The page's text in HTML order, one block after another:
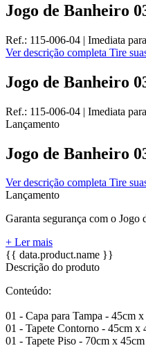
Jogo de Banheiro
Ref.: 115-006-04 | Imediata
Ver descrição completa Tire
Jogo de Banheiro
Ref.: 115-006-04 | Imediata
Lançamento
Jogo de Banheiro
Ver descrição completa Tire
Lançamento
Garanta segurança com o
+ Ler mais
{{ data.product.name }}
Descrição do produto
Conteúdo:
01 - Capa para Tampa - 45cm
01 - Tapete Contorno - 45cm x
01 - Tapete Piso - 70cm x 45cm